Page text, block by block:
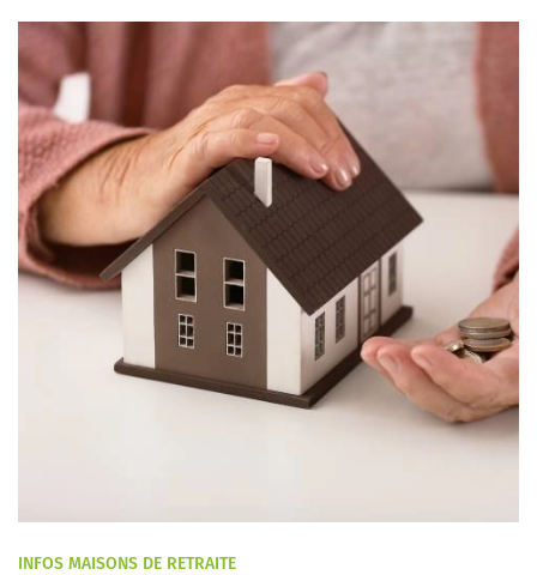
INFOS MAISONS DE RETRAITE